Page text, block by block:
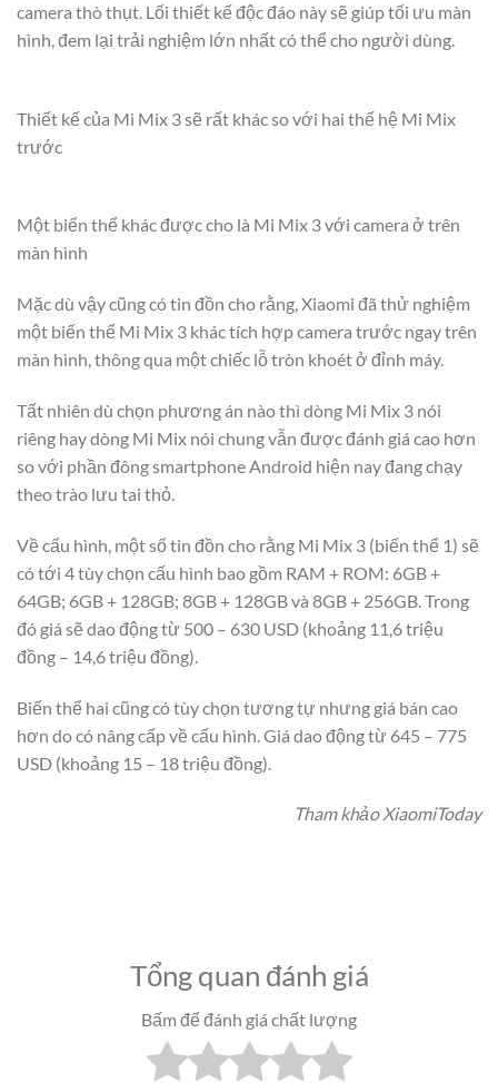
camera thò thụt. Lối thiết kế độc đáo này sẽ giúp tối ưu màn
hình, đem lại trải nghiệm lớn nhất có thể cho người dùng.
Thiết kế của Mi Mix 3 sẽ rất khác so với hai thế hệ Mi Mix
trước
Một biến thể khác được cho là Mi Mix 3 với camera ở trên
màn hình
Mặc dù vậy cũng có tin đồn cho rằng, Xiaomi đã thử nghiệm
một biến thể Mi Mix 3 khác tích hợp camera trước ngay trên
màn hình, thông qua một chiếc lỗ tròn khoét ở đỉnh máy.
Tất nhiên dù chọn phương án nào thì dòng Mi Mix 3 nói
riêng hay dòng Mi Mix nói chung vẫn được đánh giá cao hơn
so với phần đông smartphone Android hiện nay đang chạy
theo trào lưu tai thỏ.
Về cấu hình, một số tin đồn cho rằng Mi Mix 3 (biến thể 1) sẽ
có tới 4 tùy chọn cấu hình bao gồm RAM + ROM: 6GB +
64GB; 6GB + 128GB; 8GB + 128GB và 8GB + 256GB. Trong
đó giá sẽ dao động từ 500 – 630 USD (khoảng 11,6 triệu
đồng – 14,6 triệu đồng).
Biến thể hai cũng có tùy chọn tương tự nhưng giá bán cao
hơn do có nâng cấp về cấu hình. Giá dao động từ 645 – 775
USD (khoảng 15 – 18 triệu đồng).
Tham khảo XiaomiToday
Tổng quan đánh giá
Bấm để đánh giá chất lượng